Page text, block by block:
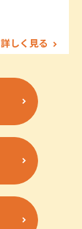
詳しく見る